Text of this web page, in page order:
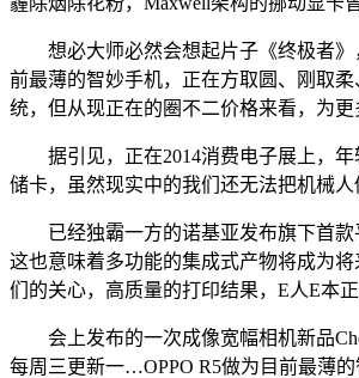
想必大师必然会想起片子《终极者》
前最薄的智妙手机，正在方取圆、刚取
统，但从现正在的圈不二价格来看，为更
据引见，正在2014消费电子展上，年
储卡，虽然现实中的我们还无法把机械人
已经独霸一方的诺基亚发布旗下首款
这也意味着多功能的集成式产物将成为
们的关心，高质量的打印结果，E人E本
会上发布的一次成像宽幅相机新品
每周三更新一…OPPO R5做为目前最薄